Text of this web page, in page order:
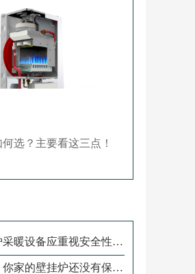
选？主要看这三点！
暖设备应重视安全性和
家的壁挂炉还没有保